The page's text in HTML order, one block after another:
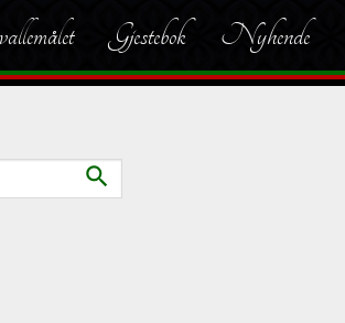
Gjestebok Nyhende
search